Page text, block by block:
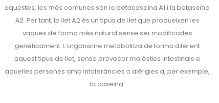
aquestes, les més comunes són la betacaseïna A1 i la betaseïna
A2. Per tant, la llet A2 és un tipus de llet que produeixen les
vaques de forma més natural sense ser modificades
genèticament. L’organisme metabolitza de forma diferent
aquest tipus de llet, sense provocar molèsties intestinals a
aquelles persones amb intoleràncies o alèrgies a, per exemple,
la caseïna.